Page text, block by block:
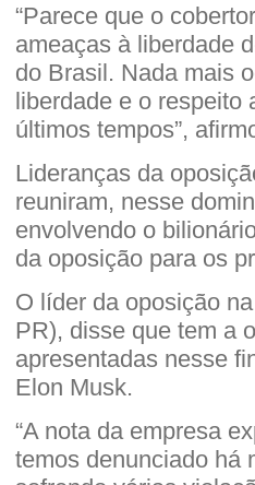
“Parece que o
ameaças à liberdade
do Brasil. Nada mais
liberdade e o respeito
últimos tempos”,
Lideranças da
reuniram, nesse
envolvendo o
da oposição para os
O líder da oposição
PR), disse que tem a
apresentadas nesse
Elon Musk.
“A nota da empresa
temos denunciado há